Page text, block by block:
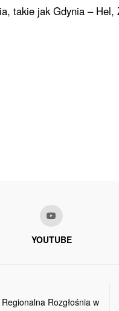
takie jak Gdynia – Hel,
YOUTUBE
Rozgłośnia w